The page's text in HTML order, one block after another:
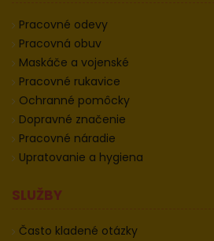
Pracovné odevy
Pracovná obuv
Maskáče a vojenské
Pracovné rukavice
Ochranné pomôcky
Dopravné značenie
Pracovné náradie
Upratovanie a hygiena
SLUŽBY
Často kladené otázky